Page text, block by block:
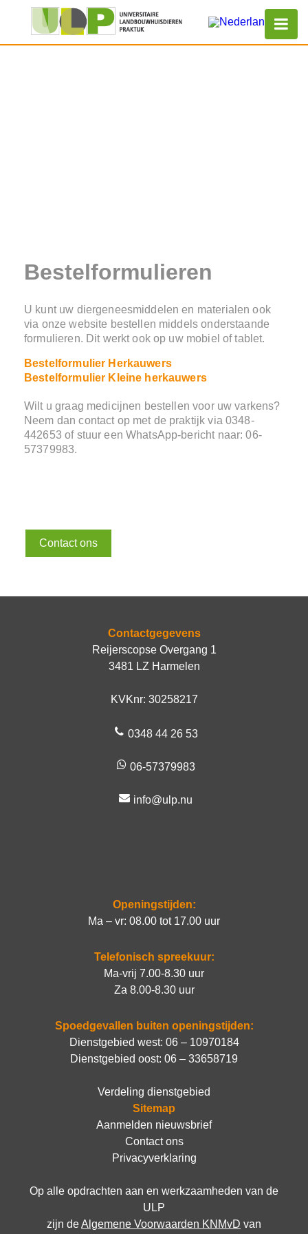
Bestelformulieren
U kunt uw diergeneesmiddelen en materialen ook
via onze website bestellen middels onderstaande
formulieren. Dit werkt ook op uw mobiel of tablet.
Bestelformulier Herkauwers
Bestelformulier Kleine herkauwers
Wilt u graag medicijnen bestellen voor uw varkens?
Neem dan contact op met de praktijk via 0348-
442653 of stuur een WhatsApp-bericht naar: 06-
57379983.
Contact ons
Contactgegevens
Reijerscopse Overgang 1
3481 LZ Harmelen
KVKnr: 30258217
0348 44 26 53
06-57379983
info@ulp.nu
Openingstijden:
Ma – vr: 08.00 tot 17.00 uur
Telefonisch spreekuur:
Ma-vrij 7.00-8.30 uur
Za 8.00-8.30 uur
Spoedgevallen buiten openingstijden:
Dienstgebied west: 06 – 10970184
Dienstgebied oost: 06 – 33658719
Verdeling dienstgebied
Sitemap
Aanmelden nieuwsbrief
Contact ons
Privacyverklaring
Op alle opdrachten aan en werkzaamheden van de
ULP
zijn deAlgemene Voorwaarden KNMvD van